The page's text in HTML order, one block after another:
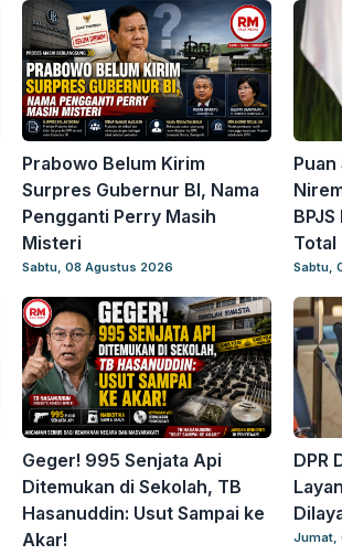
Prabowo Belum Kirim
Surpres Gubernur BI, Nama
Pengganti Perry Masih
Misteri
Sabtu, 08 Agustus 2026
Total
Sabtu,
Geger! 995 Senjata Api
Ditemukan di Sekolah, TB
Hasanuddin: Usut Sampai ke
Akar!
DPR
Jumat,